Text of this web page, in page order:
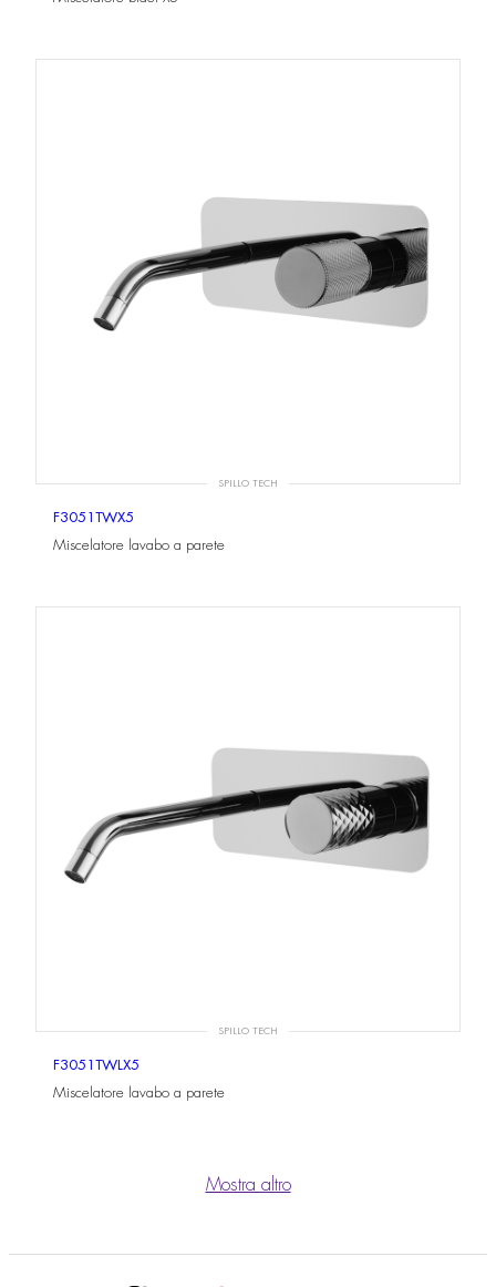
SPILLO TECH
F3051TWX5
Miscelatore lavabo a parete
SPILLO TECH
F3051TWLX5
Miscelatore lavabo a parete
Mostra altro